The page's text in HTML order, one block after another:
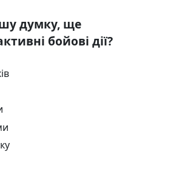
думку, ще
бойові дії?